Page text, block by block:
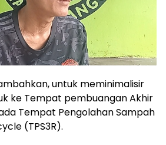
untuk meminimalisir
ke Tempat pembuangan Akhir
Tempat Pengolahan Sampah
(TPS3R).